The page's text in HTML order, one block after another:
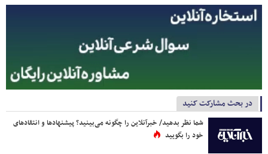
در بحث مشارکت کنید
شما نظر بدهید/ خبرآنلاین را چگونه می‌بینید؟ پیشنهادها و انتقادهای
خود را بگویید